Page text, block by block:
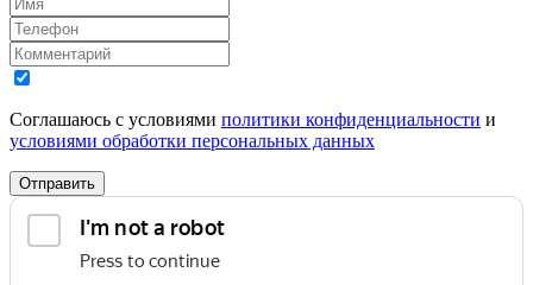
Соглашаюсь с условиями политики конфиденциальности и
условиями обработки персональных данных
Отправить